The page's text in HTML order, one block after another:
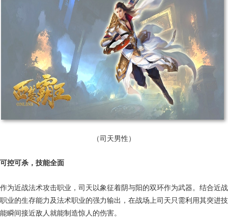
（司天男性）
可控可杀，技能全面
作为近战法术攻击职业，司天以象征着阴与阳的双环作为武器。结合近战
职业的生存能力及法术职业的强力输出，在战场上司天只需利用其突进技
能瞬间接近敌人就能制造惊人的伤害。